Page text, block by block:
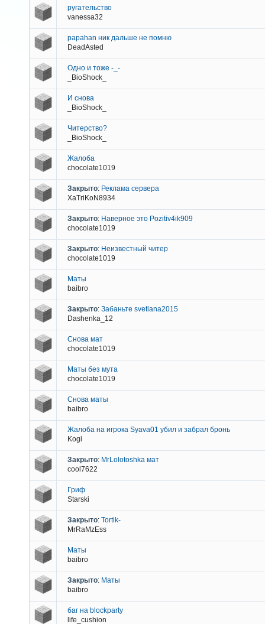
ругательство
vanessa32
papahan ник дальше не помню
DeadAsted
Одно и тоже -_-
_BioShock_
И снова
_BioShock_
Читерство?
_BioShock_
Жалоба
chocolate1019
Закрыто: Реклама сервера
XaTriKoN8934
Закрыто: Наверное это Pozitiv4ik909
chocolate1019
Закрыто: Неизвестный читер
chocolate1019
Маты
baibro
Закрыто: Забаньте svetlana2015
Dashenka_12
Снова мат
chocolate1019
Маты без мута
chocolate1019
Снова маты
baibro
Жалоба на игрока Syava01 убил и забрал бронь
Kogi
Закрыто: MrLolotoshka мат
cool7622
Гриф
Starski
Закрыто: Tortik-
MrRaMzEss
Маты
baibro
Закрыто: Маты
baibro
баг на blockparty
life_cushion